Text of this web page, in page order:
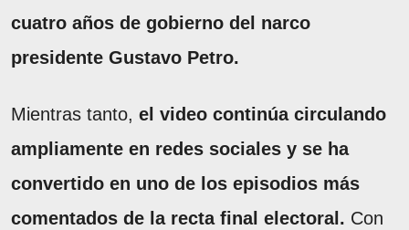
cuatro años de gobierno del narco
presidente Gustavo Petro.
Mientras tanto, el video continúa circulando
ampliamente en redes sociales y se ha
convertido en uno de los episodios más
comentados de la recta final electoral. Con